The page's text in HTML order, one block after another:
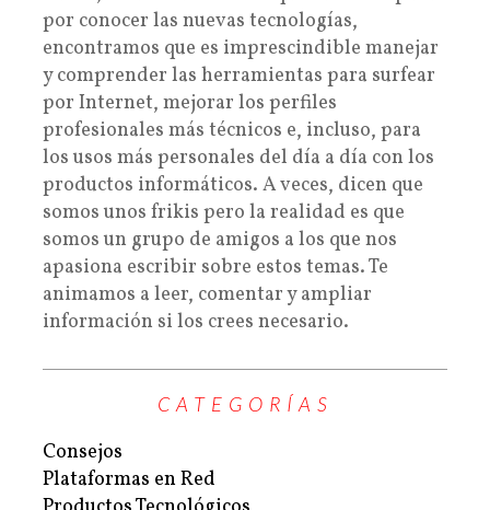
por conocer las nuevas tecnologías,
encontramos que es imprescindible manejar
y comprender las herramientas para surfear
por Internet, mejorar los perfiles
profesionales más técnicos e, incluso, para
los usos más personales del día a día con los
productos informáticos. A veces, dicen que
somos unos frikis pero la realidad es que
somos un grupo de amigos a los que nos
apasiona escribir sobre estos temas. Te
animamos a leer, comentar y ampliar
información si los crees necesario.
CATEGORÍAS
Consejos
Plataformas en Red